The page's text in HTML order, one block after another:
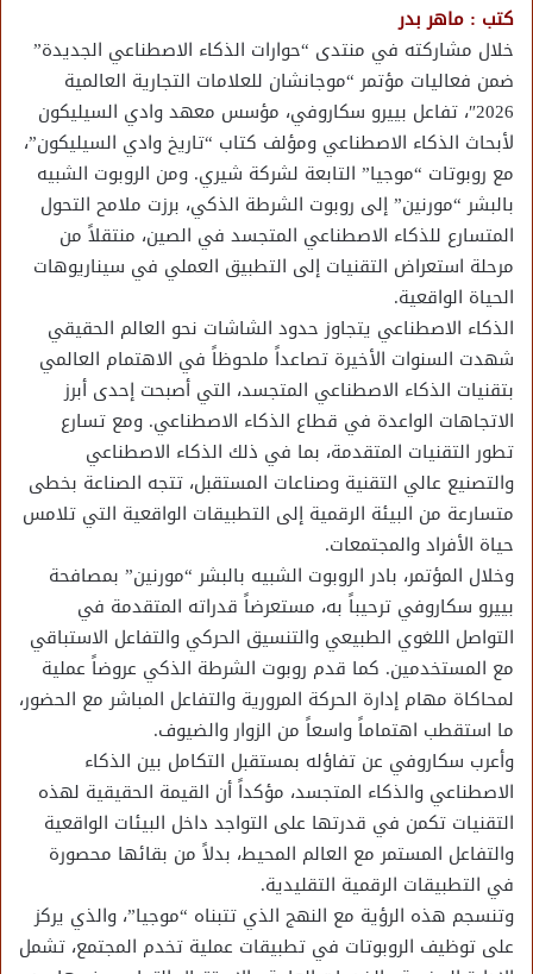
كتب : ماهر بدر
خلال مشاركته في منتدى “حوارات الذكاء الاصطناعي الجديدة”
ضمن فعاليات مؤتمر “موجانشان للعلامات التجارية العالمية
2026″، تفاعل بييرو سكاروفي، مؤسس معهد وادي السيليكون
لأبحاث الذكاء الاصطناعي ومؤلف كتاب “تاريخ وادي السيليكون”،
مع روبوتات “موجيا” التابعة لشركة شيري. ومن الروبوت الشبيه
بالبشر “مورنين” إلى روبوت الشرطة الذكي، برزت ملامح التحول
المتسارع للذكاء الاصطناعي المتجسد في الصين، منتقلاً من
مرحلة استعراض التقنيات إلى التطبيق العملي في سيناريوهات
الحياة الواقعية.
الذكاء الاصطناعي يتجاوز حدود الشاشات نحو العالم الحقيقي
شهدت السنوات الأخيرة تصاعداً ملحوظاً في الاهتمام العالمي
بتقنيات الذكاء الاصطناعي المتجسد، التي أصبحت إحدى أبرز
الاتجاهات الواعدة في قطاع الذكاء الاصطناعي. ومع تسارع
تطور التقنيات المتقدمة، بما في ذلك الذكاء الاصطناعي
والتصنيع عالي التقنية وصناعات المستقبل، تتجه الصناعة بخطى
متسارعة من البيئة الرقمية إلى التطبيقات الواقعية التي تلامس
حياة الأفراد والمجتمعات.
وخلال المؤتمر، بادر الروبوت الشبيه بالبشر “مورنين” بمصافحة
بييرو سكاروفي ترحيباً به، مستعرضاً قدراته المتقدمة في
التواصل اللغوي الطبيعي والتنسيق الحركي والتفاعل الاستباقي
مع المستخدمين. كما قدم روبوت الشرطة الذكي عروضاً عملية
لمحاكاة مهام إدارة الحركة المرورية والتفاعل المباشر مع الحضور،
ما استقطب اهتماماً واسعاً من الزوار والضيوف.
وأعرب سكاروفي عن تفاؤله بمستقبل التكامل بين الذكاء
الاصطناعي والذكاء المتجسد، مؤكداً أن القيمة الحقيقية لهذه
التقنيات تكمن في قدرتها على التواجد داخل البيئات الواقعية
والتفاعل المستمر مع العالم المحيط، بدلاً من بقائها محصورة
في التطبيقات الرقمية التقليدية.
وتنسجم هذه الرؤية مع النهج الذي تتبناه “موجيا”، والذي يركز
على توظيف الروبوتات في تطبيقات عملية تخدم المجتمع، تشمل